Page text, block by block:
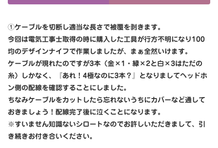
①ケーブルを切断し適当な長さで被覆を剥きます。
今回は電気工事士取得の時に購入した工具が行方不明になり100
均のデザインナイフで作業しましたが、まぁ全然いけます。
ケーブルが現れたのですが3本（金×1・緑×2と白×3はただの
糸）しかなく、『あれ！4極なのに3本？』となりましてヘッドホ
ン側の配線を確認することにしました。
ちなみケーブルをカットしたら忘れないうちにカバーなど通して
おきましょう！配線完了後に泣くことになります。
※すいません知識ないシロートなのでお許しいただきまして、引
き続きお付き合いください。